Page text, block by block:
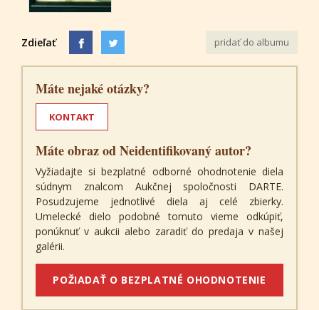
Zdieľať pridať do albumu
Máte nejaké otázky?
KONTAKT
Máte obraz od Neidentifikovaný autor?
Vyžiadajte si bezplatné odborné ohodnotenie diela
súdnym znalcom Aukčnej spoločnosti DARTE.
Posudzujeme jednotlivé diela aj celé zbierky.
Umelecké dielo podobné tomuto vieme odkúpiť,
ponúknuť v aukcii alebo zaradiť do predaja v našej
galérii.
POŽIADAŤ O BEZPLATNÉ OHODNOTENIE